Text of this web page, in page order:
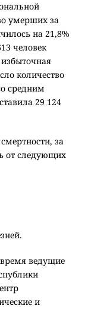
умерших за
на 21,8%
человек
количество
средним
29 124
за
от следующих
ведущие
и